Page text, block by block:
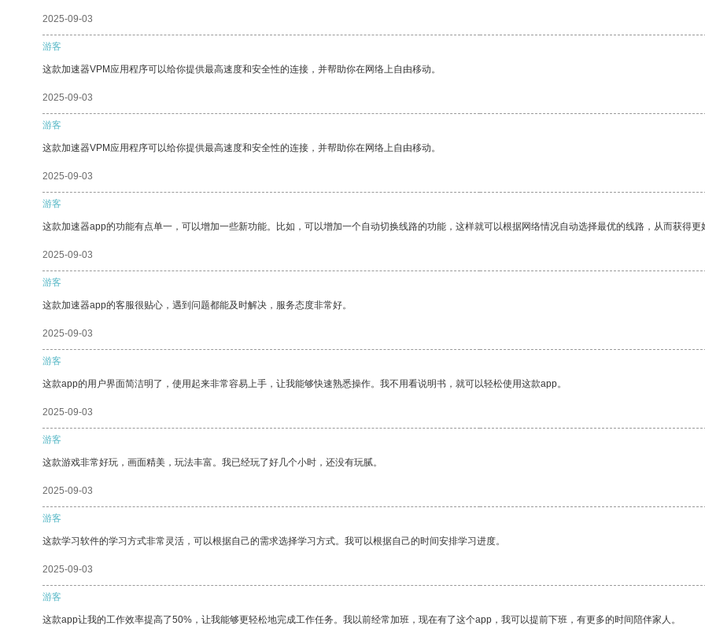
2025-09-03
游客
这款加速器VPM应用程序可以给你提供最高速度和安全性的连接，并帮助你在网络上自由移动。
2025-09-03
游客
这款加速器VPM应用程序可以给你提供最高速度和安全性的连接，并帮助你在网络上自由移动。
2025-09-03
游客
这款加速器app的功能有点单一，可以增加一些新功能。比如，可以增加一个自动切换线路的功能，这样就可以根据网络情况自动选择最优的线路，从而获得更
2025-09-03
游客
这款加速器app的客服很贴心，遇到问题都能及时解决，服务态度非常好。
2025-09-03
游客
这款app的用户界面简洁明了，使用起来非常容易上手，让我能够快速熟悉操作。我不用看说明书，就可以轻松使用这款app。
2025-09-03
游客
这款游戏非常好玩，画面精美，玩法丰富。我已经玩了好几个小时，还没有玩腻。
2025-09-03
游客
这款学习软件的学习方式非常灵活，可以根据自己的需求选择学习方式。我可以根据自己的时间安排学习进度。
2025-09-03
游客
这款app让我的工作效率提高了50%，让我能够更轻松地完成工作任务。我以前经常加班，现在有了这个app，我可以提前下班，有更多的时间陪伴家人。